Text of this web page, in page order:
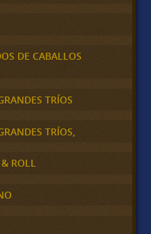
DE CABALLOS
TRÍOS
TRÍOS,
ROLL